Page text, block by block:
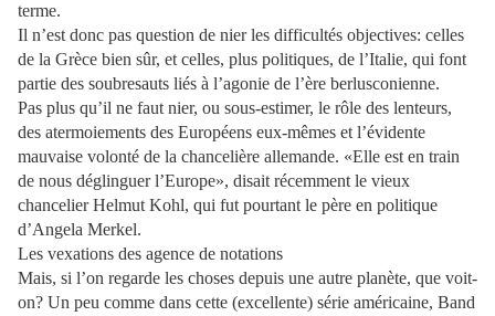
terme.
Il n’est donc pas question de nier les difficultés objectives: celles
de la Grèce bien sûr, et celles, plus politiques, de l’Italie, qui font
partie des soubresauts liés à l’agonie de l’ère berlusconienne.
Pas plus qu’il ne faut nier, ou sous-estimer, le rôle des lenteurs,
des atermoiements des Européens eux-mêmes et l’évidente
mauvaise volonté de la chancelière allemande. «Elle est en train
de nous déglinguer l’Europe», disait récemment le vieux
chancelier Helmut Kohl, qui fut pourtant le père en politique
d’Angela Merkel.
Les vexations des agence de notations
Mais, si l’on regarde les choses depuis une autre planète, que voit-
on? Un peu comme dans cette (excellente) série américaine, Band